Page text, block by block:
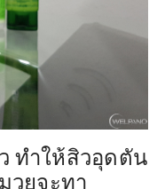
ทำให้สิวอุดตัน
วยจะทา